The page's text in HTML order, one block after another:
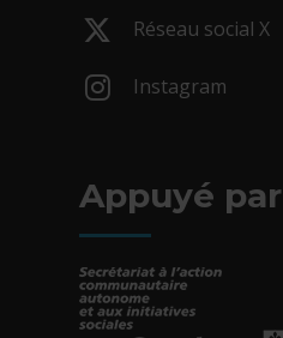
Réseau social X
Instagram
Appuyé par